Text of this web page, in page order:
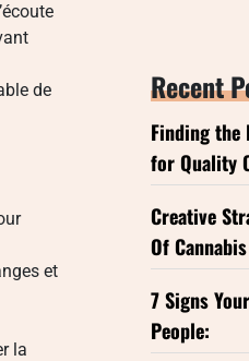
de
et
la
Recent
Finding the
for Quality
Creative
Of
7 Signs
People: